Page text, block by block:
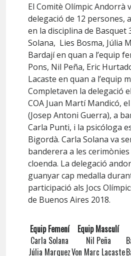
El Comitè Olímpic Andorrà
delegació de 12 persones,
en la disciplina de Basquet
Solana, Lies Bosma, Júlia
Bardají en quan a l’equip
Pons, Nil Peña, Eric
Lacaste en quan a l’equip
Completaven la delegació
COA Juan Martí Mandicó,
(Josep Antoni Guerra), a
Carla Punti, i la psicóloga
Bigordà. Carla Solana va
banderera a les
cloenda. La delegació
guanyar cap medalla
participació als Jocs
de Buenos Aires 2018.
Equip Femení Equip Masculí
Carla Solana
Nil Peña
Júlia MarquezVon Marc Lacaste